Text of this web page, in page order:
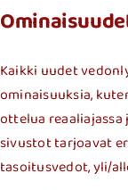
Kaikki uudet
ominaisuuksia,
ottelua reaaliajassa
sivustot tarjoavat
tasoitusvedot, yli/